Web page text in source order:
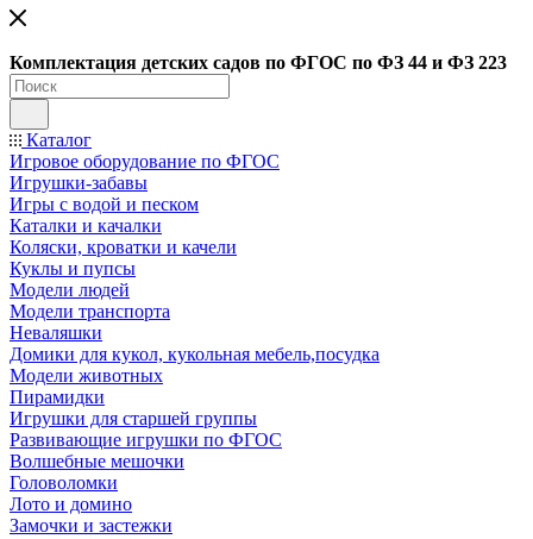
Комплектация детских садов по ФГОC по ФЗ 44 и ФЗ 223
Каталог
Игровое оборудование по ФГОС
Игрушки-забавы
Игры с водой и песком
Каталки и качалки
Коляски, кроватки и качели
Куклы и пупсы
Модели людей
Модели транспорта
Неваляшки
Домики для кукол, кукольная мебель,посудка
Модели животных
Пирамидки
Игрушки для старшей группы
Развивающие игрушки по ФГОС
Волшебные мешочки
Головоломки
Лото и домино
Замочки и застежки